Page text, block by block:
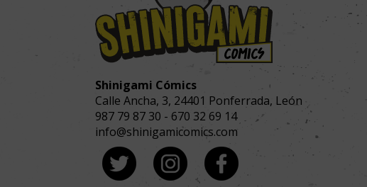
Shinigami Cómics
Calle Ancha, 3, 24401 Ponferrada, León
987 79 87 30 - 670 32 69 14
info@shinigamicomics.com